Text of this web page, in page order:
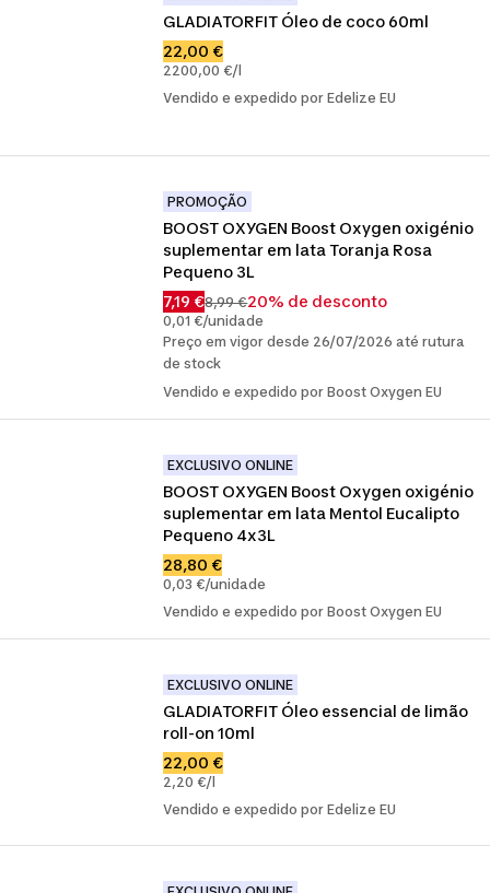
GLADIATORFIT Óleo de coco 60ml
22,00 €
2200,00 €/l
Vendido e expedido por Edelize EU
PROMOÇÃO
BOOST OXYGEN Boost Oxygen oxigénio
suplementar em lata Toranja Rosa
Pequeno 3L
7,19 €8,99 €20% de desconto
0,01 €/unidade
Preço em vigor desde 26/07/2026 até rutura
de stock
Vendido e expedido por Boost Oxygen EU
EXCLUSIVO ONLINE
BOOST OXYGEN Boost Oxygen oxigénio
suplementar em lata Mentol Eucalipto
Pequeno 4x3L
28,80 €
0,03 €/unidade
Vendido e expedido por Boost Oxygen EU
EXCLUSIVO ONLINE
GLADIATORFIT Óleo essencial de limão
roll-on 10ml
22,00 €
2,20 €/l
Vendido e expedido por Edelize EU